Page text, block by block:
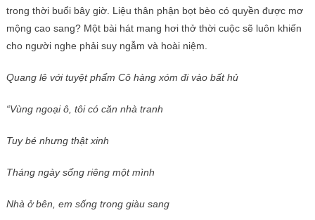
trong thời buổi bây giờ. Liệu thân phận bọt bèo có quyền được mơ
mộng cao sang? Một bài hát mang hơi thở thời cuộc sẽ luôn khiến
cho người nghe phải suy ngẫm và hoài niệm.
Quang lê với tuyệt phẩm Cô hàng xóm đi vào bất hủ
“Vùng ngoại ô, tôi có căn nhà tranh
Tuy bé nhưng thật xinh
Tháng ngày sống riêng một mình
Nhà ở bên, em sống trong giàu sang